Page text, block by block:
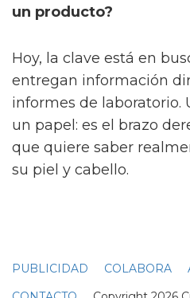
un producto?
Hoy, la clave está en
entregan información
informes de laboratorio.
un papel: es el brazo
que quiere saber
su piel y cabello.
PUBLICIDAD COLABORA